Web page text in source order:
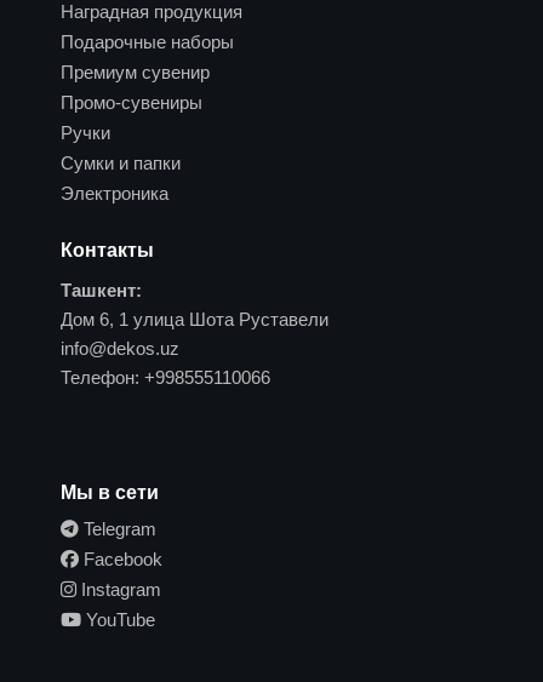
Наградная продукция
Подарочные наборы
Премиум сувенир
Промо-сувениры
Ручки
Сумки и папки
Электроника
Контакты
Ташкент:
Дом 6, 1 улица Шота Руставели
info@dekos.uz
Телефон: +998555110066
Мы в сети
Telegram
Facebook
Instagram
YouTube